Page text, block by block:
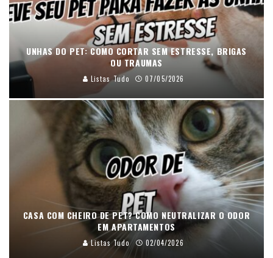
UNHAS DO PET: COMO CORTAR SEM ESTRESSE, BRIGAS
OU TRAUMAS
Listas Tudo 07/05/2026
CASA COM CHEIRO DE PET? COMO NEUTRALIZAR O ODOR
EM APARTAMENTOS
Listas Tudo 02/04/2026